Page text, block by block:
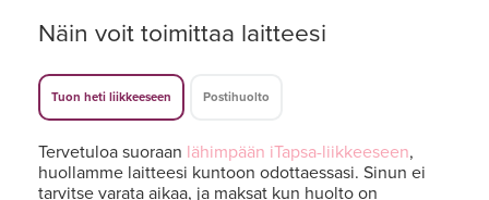
Näin voit toimittaa laitteesi
Tuon heti liikkeeseen Postihuolto
Tervetuloa suoraan lähimpään iTapsa-liikkeeseen,
huollamme laitteesi kuntoon odottaessasi. Sinun ei
tarvitse varata aikaa, ja maksat kun huolto on